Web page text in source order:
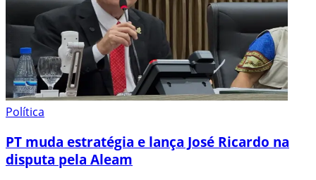
Política
PT muda estratégia e lança José Ricardo na
disputa pela Aleam